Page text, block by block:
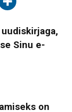
Sinu e-
on